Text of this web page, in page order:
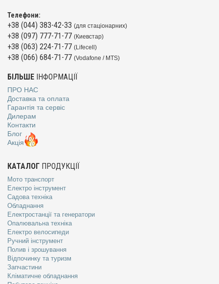
Телефони:
+38 (044) 383-42-33 (для стаціонарних)
+38 (097) 777-71-77 (Киевстар)
+38 (063) 224-71-77 (Lifecell)
+38 (066) 684-71-77 (Vodafone / MTS)
БІЛЬШЕ ІНФОРМАЦІЇ
ПРО НАС
Доставка та оплата
Гарантія та сервіс
Дилерам
Контакти
Блог
Акція
КАТАЛОГ ПРОДУКЦІЇ
Мото транспорт
Електро інструмент
Садова техніка
Обладнання
Електростанції та генератори
Опалювальна техніка
Електро велосипеди
Ручний інструмент
Полив і зрошування
Відпочинку та туризм
Запчастини
Кліматичне обладнання